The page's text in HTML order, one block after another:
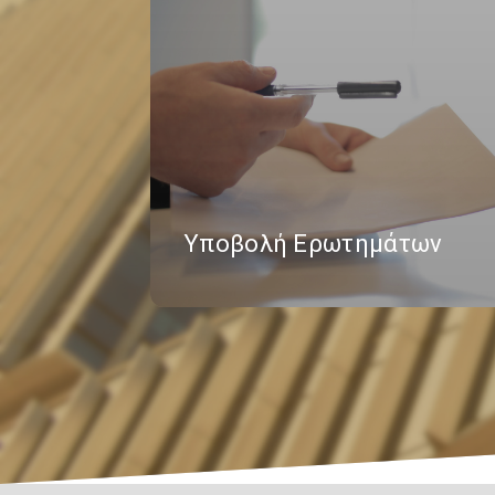
Υποβολή Ερωτημάτων